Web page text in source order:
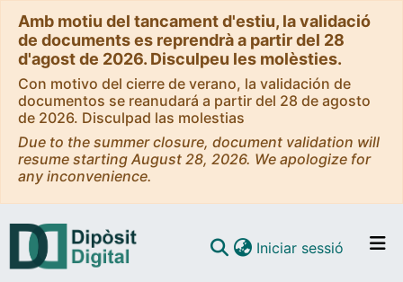
Amb motiu del tancament d'estiu, la validació
de documents es reprendrà a partir del 28
d'agost de 2026. Disculpeu les molèsties.
Con motivo del cierre de verano, la validación de
documentos se reanudará a partir del 28 de agosto
de 2026. Disculpad las molestias
Due to the summer closure, document validation will
resume starting August 28, 2026. We apologize for
any inconvenience.
Iniciar sessió (current)